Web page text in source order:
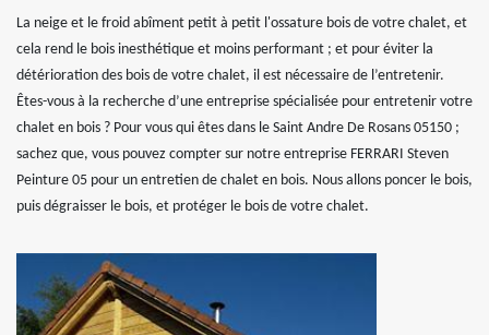
La neige et le froid abîment petit à petit l'ossature bois de votre chalet, et
cela rend le bois inesthétique et moins performant ; et pour éviter la
détérioration des bois de votre chalet, il est nécessaire de l’entretenir.
Êtes-vous à la recherche d’une entreprise spécialisée pour entretenir votre
chalet en bois ? Pour vous qui êtes dans le Saint Andre De Rosans 05150 ;
sachez que, vous pouvez compter sur notre entreprise FERRARI Steven
Peinture 05 pour un entretien de chalet en bois. Nous allons poncer le bois,
puis dégraisser le bois, et protéger le bois de votre chalet.